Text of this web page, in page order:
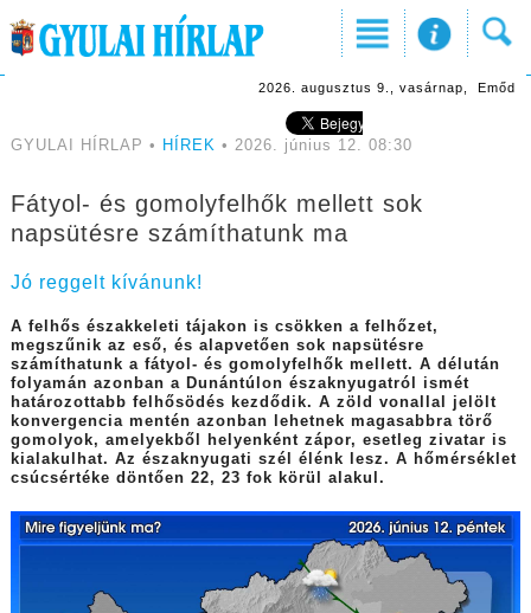
2026. augusztus 9., vasárnap, Emőd
GYULAI HÍRLAP • HÍREK • 2026. június 12. 08:30
Fátyol- és gomolyfelhők mellett sok
napsütésre számíthatunk ma
Jó reggelt kívánunk!
A felhős északkeleti tájakon is csökken a felhőzet,
megszűnik az eső, és alapvetően sok napsütésre
számíthatunk a fátyol- és gomolyfelhők mellett. A délután
folyamán azonban a Dunántúlon északnyugatról ismét
határozottabb felhősödés kezdődik. A zöld vonallal jelölt
konvergencia mentén azonban lehetnek magasabbra törő
gomolyok, amelyekből helyenként zápor, esetleg zivatar is
kialakulhat. Az északnyugati szél élénk lesz. A hőmérséklet
csúcsértéke döntően 22, 23 fok körül alakul.